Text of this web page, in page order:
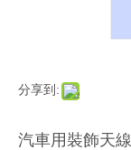
分享到:
汽車用裝飾天線